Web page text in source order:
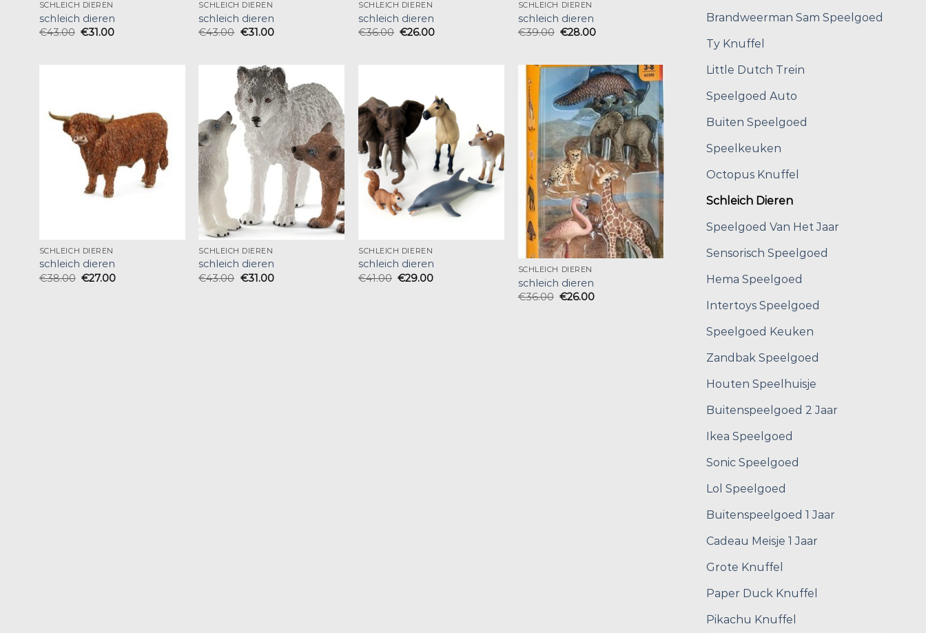
Brandweerman Sam Speelgoed
Ty Knuffel
Little Dutch Trein
Speelgoed Auto
Buiten Speelgoed
Speelkeuken
Octopus Knuffel
Schleich Dieren
Speelgoed Van Het Jaar
Sensorisch Speelgoed
Hema Speelgoed
Intertoys Speelgoed
Speelgoed Keuken
Zandbak Speelgoed
Houten Speelhuisje
Buitenspeelgoed 2 Jaar
Ikea Speelgoed
Sonic Speelgoed
Lol Speelgoed
Buitenspeelgoed 1 Jaar
Cadeau Meisje 1 Jaar
Grote Knuffel
Paper Duck Knuffel
Pikachu Knuffel
SCHLEICH DIEREN
schleich dieren
€43.00 €31.00
SCHLEICH DIEREN
schleich dieren
€43.00 €31.00
SCHLEICH DIEREN
schleich dieren
€36.00 €26.00
SCHLEICH DIEREN
schleich dieren
€39.00 €28.00
SCHLEICH DIEREN
schleich dieren
€38.00 €27.00
SCHLEICH DIEREN
schleich dieren
€43.00 €31.00
SCHLEICH DIEREN
schleich dieren
€41.00 €29.00
SCHLEICH DIEREN
schleich dieren
€36.00 €26.00